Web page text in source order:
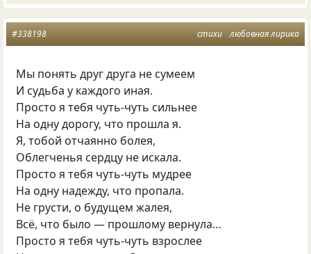
стихи любовная лирика
#338198
Мы понять друг друга не сумеем
И судьба у каждого иная.
Просто я тебя чуть-чуть сильнее
На одну дорогу, что прошла я.
Я, тобой отчаянно болея,
Облегченья сердцу не искала.
Просто я тебя чуть-чуть мудрее
На одну надежду, что пропала.
Не грусти, о будущем жалея,
Всё, что было — прошлому вернула…
Просто я тебя чуть-чуть взрослее